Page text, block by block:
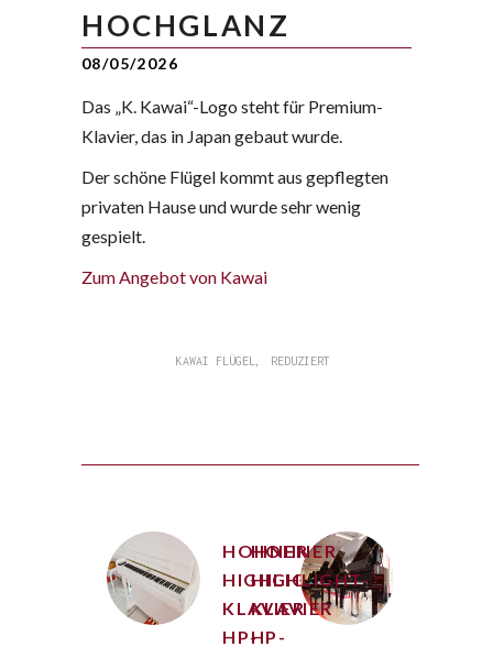
HOCHGLANZ
08/05/2026
Das „K. Kawai“-Logo steht für Premium-
Klavier, das in Japan gebaut wurde.
Der schöne Flügel kommt aus gepflegten
privaten Hause und wurde sehr wenig
gespielt.
Zum Angebot von Kawai
KAWAI FLÜGEL , REDUZIERT
HOHNER
HIGHLIGHT-
KLAVIER
HP-
HOHNER
HIGHLIGHT-
KLAVIER
HP-